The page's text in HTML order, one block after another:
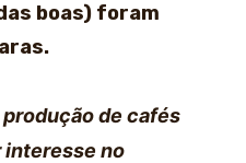
boas) foram
de cafés
interesse no